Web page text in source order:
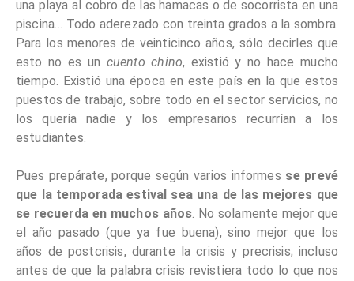
una playa al cobro de las hamacas o de socorrista en una
piscina… Todo aderezado con treinta grados a la sombra.
Para los menores de veinticinco años, sólo decirles que
esto no es un cuento chino, existió y no hace mucho
tiempo. Existió una época en este país en la que estos
puestos de trabajo, sobre todo en el sector servicios, no
los quería nadie y los empresarios recurrían a los
estudiantes.
Pues prepárate, porque según varios informes se prevé
que la temporada estival sea una de las mejores que
se recuerda en muchos años. No solamente mejor que
el año pasado (que ya fue buena), sino mejor que los
años de postcrisis, durante la crisis y precrisis; incluso
antes de que la palabra crisis revistiera todo lo que nos